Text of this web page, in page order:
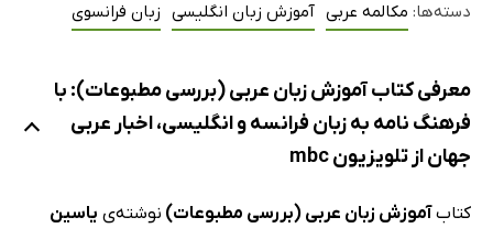
دسته‌ها: مکالمه عربی آموزش زبان انگلیسی زبان فرانسوی
معرفی کتاب آموزش زبان عربی (بررسی مطبوعات): با
فرهنگ نامه به زبان فرانسه و انگلیسی، اخبار عربی
جهان از تلویزیون mbc
کتابآموزش زبان عربی (بررسی مطبوعات) نوشته‌ی یاسین